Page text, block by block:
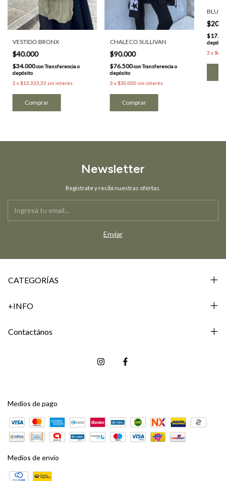
VESTIDO BRONX
$40.000
$34.000conTransferencia o
depósito
3 x$13.333,33 sin interés
Comprar
CHALECO SULLIVAN
$90.000
$76.500conTransferencia o
depósito
3 x$30.000 sin interés
Comprar
3 x
Newsletter
Registrate y recibí nuestras ofertas.
CATEGORÍAS
+INFO
Contactános
Medios de pago
Medios de envío